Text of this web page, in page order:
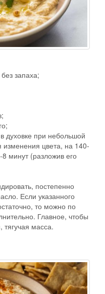
запаха;
духовке при небольшой
изменения цвета, на 140-
8 минут (разложив его
постепенно
Если указанного
то можно по
Главное, чтобы
тягучая масса.